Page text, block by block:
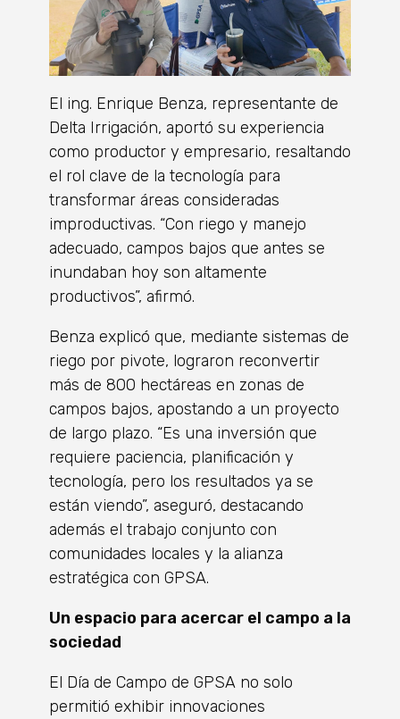
El ing. Enrique Benza, representante de
Delta Irrigación, aportó su experiencia
como productor y empresario, resaltando
el rol clave de la tecnología para
transformar áreas consideradas
improductivas. “Con riego y manejo
adecuado, campos bajos que antes se
inundaban hoy son altamente
productivos”, afirmó.
Benza explicó que, mediante sistemas de
riego por pivote, lograron reconvertir
más de 800 hectáreas en zonas de
campos bajos, apostando a un proyecto
de largo plazo. “Es una inversión que
requiere paciencia, planificación y
tecnología, pero los resultados ya se
están viendo”, aseguró, destacando
además el trabajo conjunto con
comunidades locales y la alianza
estratégica con GPSA.
Un espacio para acercar el campo a la
sociedad
El Día de Campo de GPSA no solo
permitió exhibir innovaciones